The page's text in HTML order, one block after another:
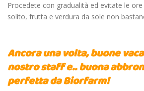
Procedete con gradualità ed evitate le ore
solito, frutta e verdura da sole non
Ancora una volta, buone
nostro staff e.. buona
perfetta da Biorfarm!